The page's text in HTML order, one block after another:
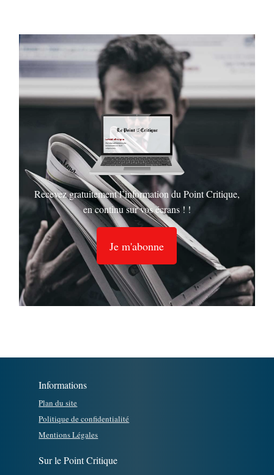
Recevez gratuitement l’information du Point Critique,
en continu sur vos écrans ! !
Je m'abonne
Informations
Plan du site
Politique de confidentialité
Mentions Légales
Sur le Point Critique